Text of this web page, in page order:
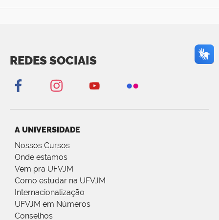
REDES SOCIAIS
A UNIVERSIDADE
Nossos Cursos
Onde estamos
Vem pra UFVJM
Como estudar na UFVJM
Internacionalização
UFVJM em Números
Conselhos